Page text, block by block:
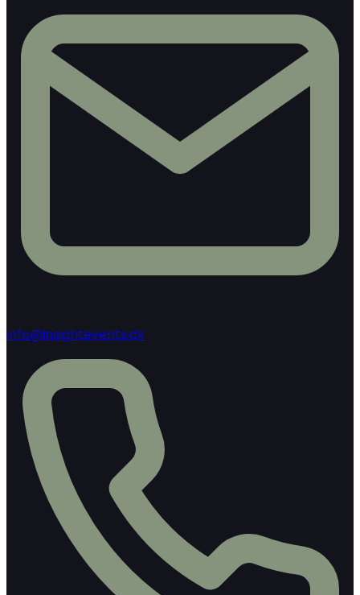
info@insightevents.dk